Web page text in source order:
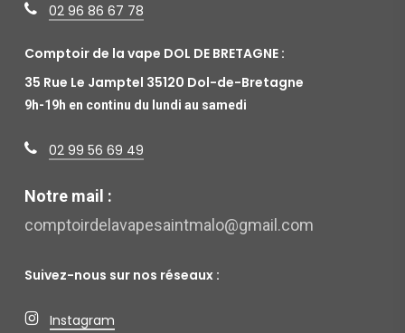
02 96 86 67 78
Comptoir de la vape DOL DE BRETAGNE :
35 Rue Le Jamptel 35120 Dol-de-Bretagne
9h-19h en continu du lundi au samedi
02 99 56 69 49
Notre mail :
comptoirdelavapesaintmalo@gmail.com
Suivez-nous sur nos réseaux :
Instagram